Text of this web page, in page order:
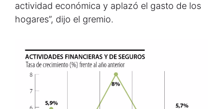
actividad económica y aplazó el gasto de los
hogares”, dijo el gremio.